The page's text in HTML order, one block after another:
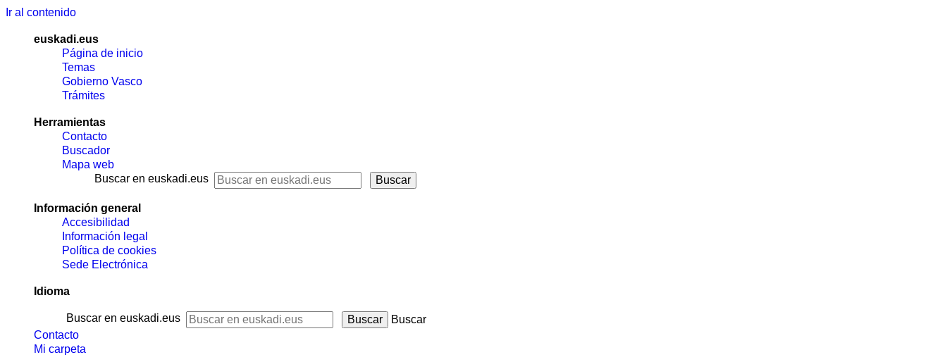
Ir al contenido
euskadi.eus
Página de inicio
Temas
Gobierno Vasco
Trámites
Herramientas
Contacto
Buscador
Mapa web
Buscar en euskadi.eus
Información general
Accesibilidad
Información legal
Política de cookies
Sede Electrónica
Idioma
Buscar en euskadi.eus
Buscar
Contacto
Mi carpeta